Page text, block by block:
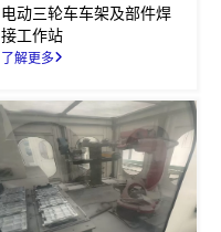
电动三轮车车架及部件焊
接工作站
了解更多